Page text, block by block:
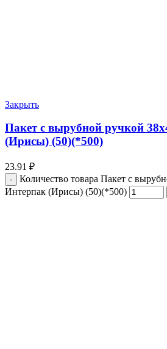
Закрыть
Пакет с вырубной ручкой
(Ирисы) (50)(*500)
23.91 ₽
Количество товара Пакет с
Интерпак (Ирисы) (50)(*500)